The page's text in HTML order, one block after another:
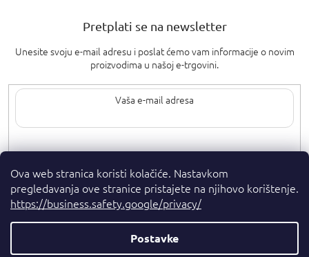
Ova web stranica koristi kolačiće. Nastavkom
pregledavanja ove stranice pristajete na njihovo korištenje.
https://business.safety.google/privacy/
Postavke
Pretplati se na newsletter
Unesite svoju e-mail adresu i poslat ćemo vam informacije o novim
proizvodima u našoj e-trgovini.
Upisom svoje e-pošte pristajete nauvjete privatnosti.
Autorska prava 2026Parfumshop.hr. Sva prava pridržana.